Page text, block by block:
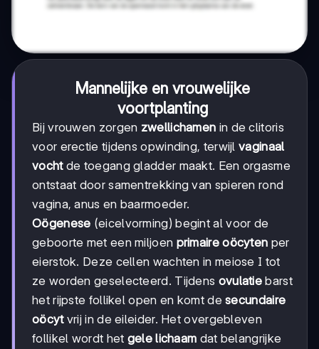
Mannelijke en vrouwelijke
voortplanting
Bij vrouwen zorgen zwellichamen in de clitoris
voor erectie tijdens opwinding, terwijl vaginaal
vochtde toegang gladder maakt. Een orgasme
ontstaat door samentrekking van spieren rond
vagina, anus en baarmoeder.
Oögenese (eicelvorming) begint al voor de
geboorte met een miljoen primaire oöcyten per
eierstok. Deze cellen wachten in meiose I tot
ze worden geselecteerd. Tijdens ovulatie barst
het rijpste follikel open en komt desecundaire
oöcytvrij in de eileider. Het overgebleven
follikel wordt het gele lichaam dat belangrijke